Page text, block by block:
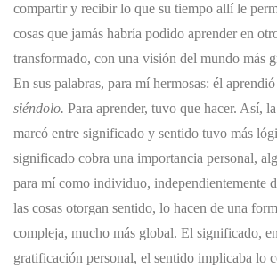
compartir y recibir lo que su tiempo allí le
cosas que jamás habría podido aprender en
transformado, con una visión del mundo más
En sus palabras, para mí hermosas: él
siéndolo. Para aprender, tuvo que hacer. Así,
marcó entre significado y sentido tuvo más
significado cobra una importancia personal,
para mí como individuo, independientemente
las cosas otorgan sentido, lo hacen de una
compleja, mucho más global. El significado,
gratificación personal, el sentido implicaba lo